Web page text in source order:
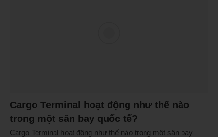
Cargo Terminal hoạt động như thế nào
trong một sân bay quốc tế?
Cargo Terminal hoạt động như thế nào trong một sân bay